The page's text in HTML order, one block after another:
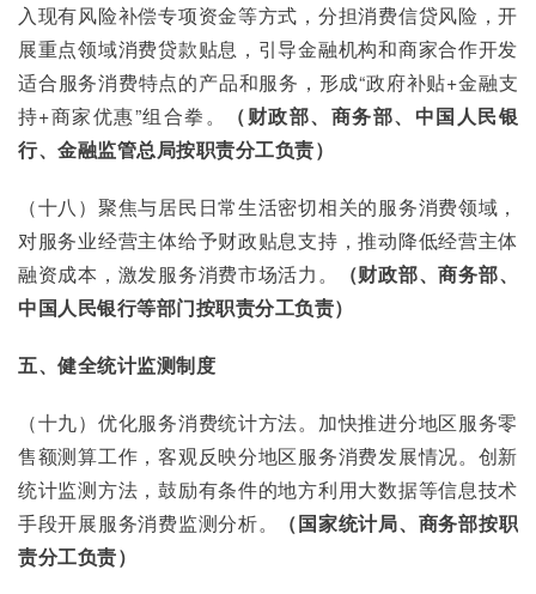
入现有风险补偿专项资金等方式，分担消费信贷风险，开
展重点领域消费贷款贴息，引导金融机构和商家合作开发
适合服务消费特点的产品和服务，形成“政府补贴+金融支
持+商家优惠”组合拳。
（财政部、商务部、中国人民银
行、金融监管总局按职责分工负责）
（十八）聚焦与居民日常生活密切相关的服务消费领域，
对服务业经营主体给予财政贴息支持，推动降低经营主体
融资成本，激发服务消费市场活力。
（财政部、商务部、
中国人民银行等部门按职责分工负责）
五、健全统计监测制度
（十九）优化服务消费统计方法。加快推进分地区服务零
售额测算工作，客观反映分地区服务消费发展情况。创新
统计监测方法，鼓励有条件的地方利用大数据等信息技术
手段开展服务消费监测分析。
（国家统计局、商务部按职
责分工负责）